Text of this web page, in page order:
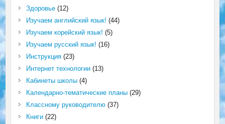
Здоровье(12)
Изучаем английский язык! (44)
Изучаем корейский язык! (5)
Изучаем русский язык! (16)
Инструкция(23)
Интернет технологии(13)
Кабинеты школы(4)
Календарно-тематические планы(29)
Классному руководителю(37)
Книги(22)